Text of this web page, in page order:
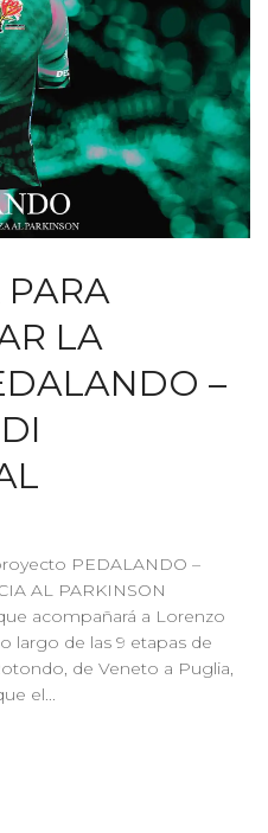
PARA
LA
–
PEDALANDO –
AL PARKINSON
acompañará a Lorenzo
largo de las 9 etapas de
de Veneto a Puglia,
el...